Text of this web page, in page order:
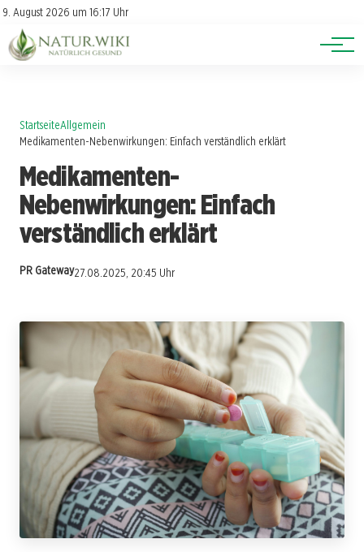
9. August 2026 um 16:17 Uhr
Account
Newsletter
Lexikon
Themen
StartseiteAllgemein
Medikamenten-Nebenwirkungen: Einfach verständlich erklärt
Medikamenten-
Nebenwirkungen: Einfach
verständlich erklärt
PR Gateway27.08.2025, 20:45 Uhr